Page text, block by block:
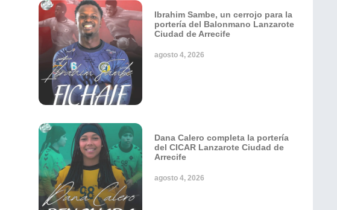
Ibrahim Sambe, un cerrojo para la
portería del Balonmano Lanzarote
Ciudad de Arrecife
agosto 4, 2026
Dana Calero completa la portería
del CICAR Lanzarote Ciudad de
Arrecife
agosto 4, 2026